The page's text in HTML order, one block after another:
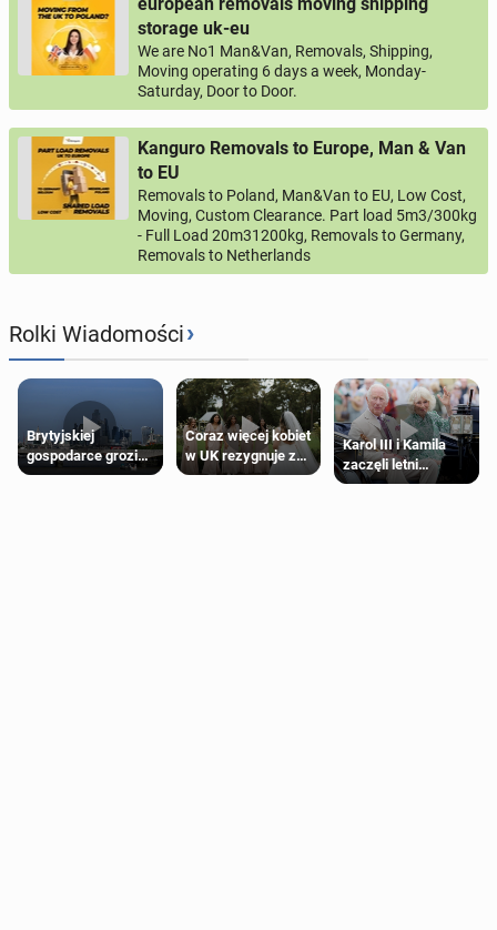
storage uk-eu
We are No1 Man&Van, Removals, Shipping,
Moving operating 6 days a week, Monday-
Saturday, Door to Door.
Kanguro Removals to Europe, Man & Van
to EU
Removals to Poland, Man&Van to EU, Low Cost,
Moving, Custom Clearance. Part load 5m3/300kg
- Full Load 20m31200kg, Removals to Germany,
Removals to Netherlands
Rolki Wiadomości›
Brytyjskiej
gospodarce grozi
recesja, jeśli
Coraz więcej kobiet
w UK rezygnuje z
roli druhny na
Karol III i Kamila
zaczęli letni
odpoczynek po